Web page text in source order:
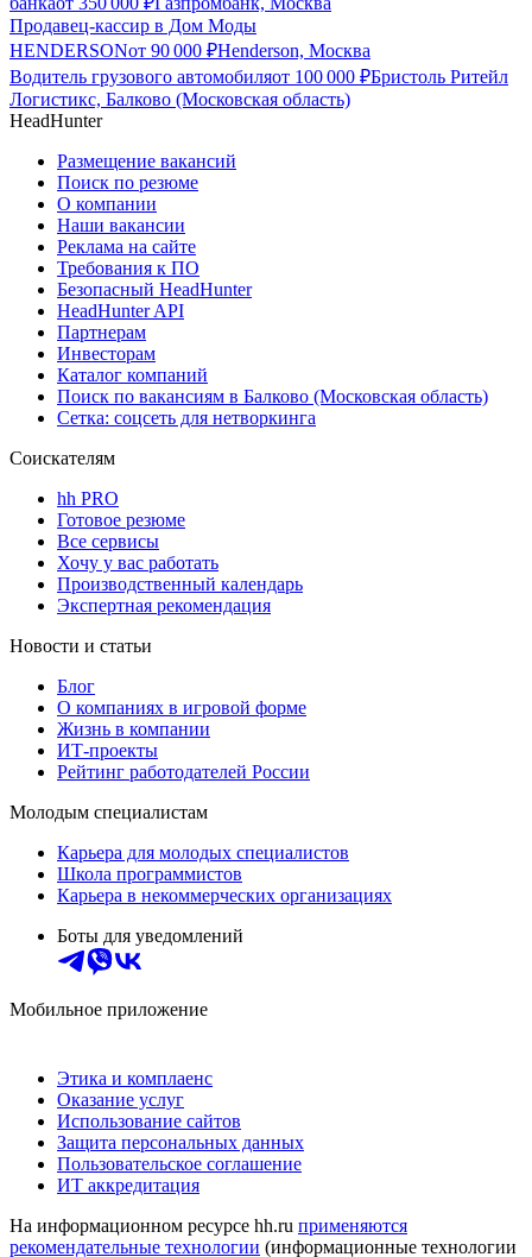
Продавец-кассир в Дом Моды
HENDERSONот 90 000 ₽Henderson, Москва
Водитель грузового автомобиляот 100 000 ₽Бристоль Ритейл
Логистикс, Балково (Московская область)
HeadHunter
Размещение вакансий
Поиск по резюме
О компании
Наши вакансии
Реклама на сайте
Требования к ПО
Безопасный HeadHunter
HeadHunter API
Партнерам
Инвесторам
Каталог компаний
Поиск по вакансиям в Балково (Московская область)
Сетка: соцсеть для нетворкинга
Соискателям
hh PRO
Готовое резюме
Все сервисы
Хочу у вас работать
Производственный календарь
Экспертная рекомендация
Новости и статьи
Блог
О компаниях в игровой форме
Жизнь в компании
ИТ-проекты
Рейтинг работодателей России
Молодым специалистам
Карьера для молодых специалистов
Школа программистов
Карьера в некоммерческих организациях
Боты для уведомлений
Мобильное приложение
Этика и комплаенс
Оказание услуг
Использование сайтов
Защита персональных данных
Пользовательское соглашение
ИТ аккредитация
На информационном ресурсе hh.ru применяются
рекомендательные технологии (информационные технологии